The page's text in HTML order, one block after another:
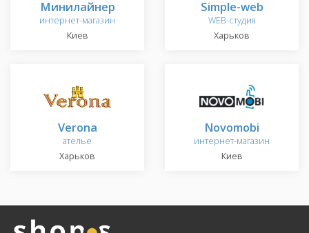
Минилайнер
интернет-магазин
Киев
Simple-web
WEB-студия
Харьков
Verona
ателье
Харьков
Novomobi
интернет-магазин
Киев